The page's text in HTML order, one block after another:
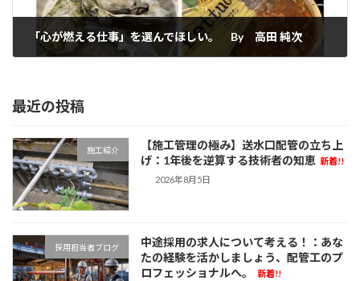
「心が燃える仕事」を選んでほしい。 By 高田 純次
最近の投稿
施工紹介
【施工管理の極み】送水口配管の立ち上
げ：1年後を逆算する技術者の知恵 新着!!
2026年8月5日
採用担当者ブログ
中途採用の求人について考える！：あな
たの経験を活かしましょう、配管工のプ
ロフェッショナルへ。
新着!!